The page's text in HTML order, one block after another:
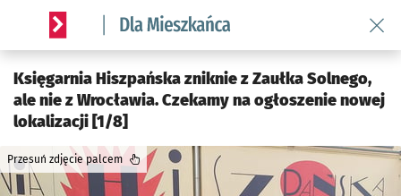
Serwis informacyjny wroclaw.pl podserwis: Dla mieszkańca
Księgarnia Hiszpańska zniknie z Zaułka Solnego,
ale nie z Wrocławia. Czekamy na ogłoszenie nowej
lokalizacji [1/8]
Przesuń zdjęcie palcem